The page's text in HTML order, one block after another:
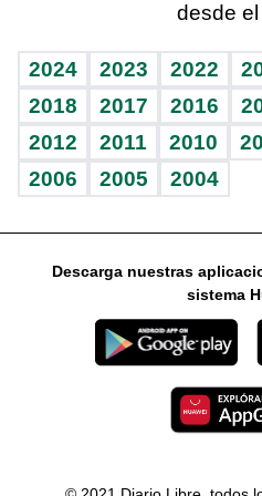
Vida y familia
Eñe
Celebrando la vida
Sin complejos
En pocas palabras
Escuchando al corazón
Economía Personal
Consulta Libre
BRV
TBT Deportivo
Ágora
Guía del dinero
Horóscopos
desde
2024 2023 2022
2018
2017 2016
2012
2011 2010
2006
2005 2004
Descarga nuestras
sistema